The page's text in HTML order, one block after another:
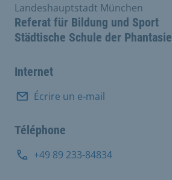
Referat für Bildung und Sport
Städtische Schule der Phantasie
Landeshauptstadt München
Internet
Écrire un e-mail
Téléphone
+49 89 233-84834